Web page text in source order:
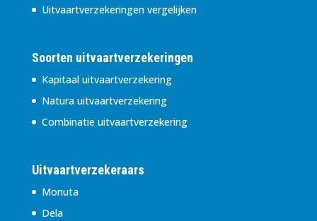
Uitvaartverzekeringen vergelijken
Soorten uitvaartverzekeringen
Kapitaal uitvaartverzekering
Natura uitvaartverzekering
Combinatie uitvaartverzekering
Uitvaartverzekeraars
Monuta
Dela